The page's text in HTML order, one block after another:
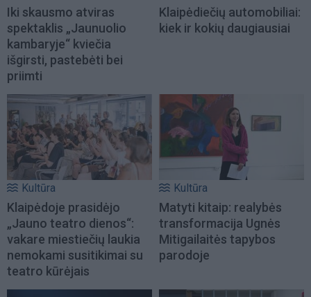
Iki skausmo atviras
spektaklis „Jaunuolio
kambaryje“ kviečia
išgirsti, pastebėti bei
priimti
Klaipėdiečių automobiliai:
kiek ir kokių daugiausiai
Kultūra
Klaipėdoje prasidėjo
„Jauno teatro dienos“:
vakare miestiečių laukia
nemokami susitikimai su
teatro kūrėjais
Kultūra
Matyti kitaip: realybės
transformacija Ugnės
Mitigailaitės tapybos
parodoje